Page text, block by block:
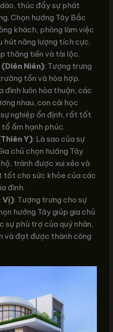
thúc đẩy sự phát
Chọn hướng Tây Bắc
khách, phòng làm việc
hút năng lượng tích cực,
thăng tiến và tài lộc.
Niên): Tượng trưng
tồn và hòa hợp.
đình luôn hòa thuận, các
nhau, con cái học
sự nghiệp ổn định, rất tốt
ấm hạnh phúc.
Y): Là sao của sự
chủ chọn hướng Tây
tránh được xui xẻo và
tốt cho sức khỏe của các
đình.
Vị): Tượng trưng cho sự
hướng Tây giúp gia chủ
sự phù trợ của quý nhân,
và đạt được thành công